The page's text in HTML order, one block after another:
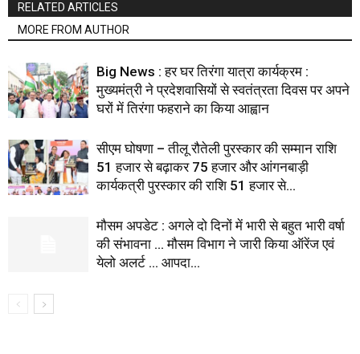
RELATED ARTICLES
MORE FROM AUTHOR
Big News : हर घर तिरंगा यात्रा कार्यक्रम :
मुख्यमंत्री ने प्रदेशवासियों से स्वतंत्रता दिवस पर अपने
घरों में तिरंगा फहराने का किया आह्वान
सीएम घोषणा – तीलू रौतेली पुरस्कार की सम्मान राशि
51 हजार से बढ़ाकर 75 हजार और आंगनबाड़ी
कार्यकत्री पुरस्कार की राशि 51 हजार से...
मौसम अपडेट : अगले दो दिनों में भारी से बहुत भारी वर्षा
की संभावना … मौसम विभाग ने जारी किया ऑरेंज एवं
येलो अलर्ट … आपदा...